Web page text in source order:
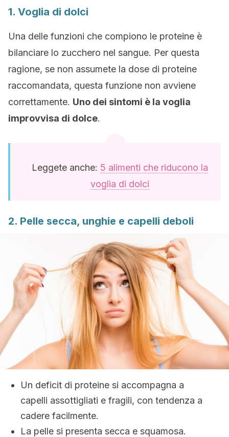
1. Voglia di dolci
Una delle funzioni che compiono le proteine è
bilanciare lo zucchero nel sangue. Per questa
ragione, se non assumete la dose di proteine
raccomandata, questa funzione non avviene
correttamente. Uno dei sintomi è la voglia
improvvisa di dolce.
Leggete anche: 5 alimenti che riducono la
voglia di dolci
2. Pelle secca, unghie e capelli deboli
Un deficit di proteine si accompagna a
capelli assottigliati e fragili, con tendenza a
cadere facilmente.
La pelle si presenta secca e squamosa.